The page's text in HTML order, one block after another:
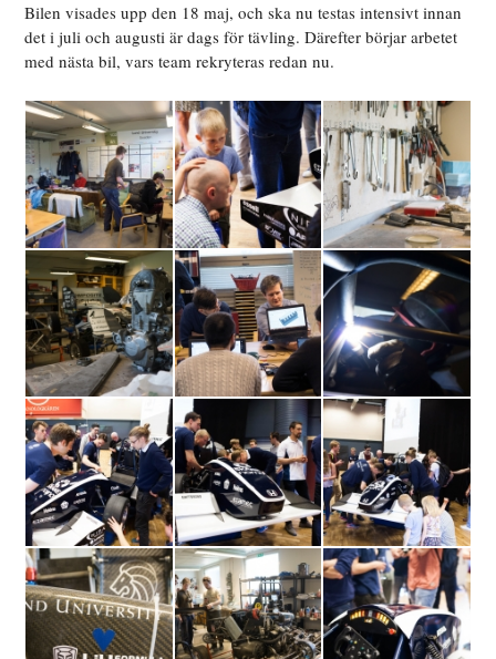
Bilen visades upp den 18 maj, och ska nu testas intensivt innan
det i juli och augusti är dags för tävling. Därefter börjar arbetet
med nästa bil, vars team rekryteras redan nu.